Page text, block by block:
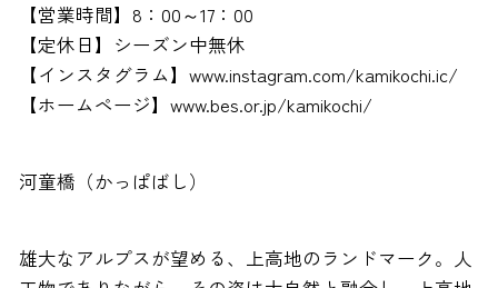
【営業時間】8：00～17：00
【定休日】シーズン中無休
【インスタグラム】www.instagram.com/kamikochi.ic/
【ホームページ】www.bes.or.jp/kamikochi/
河童橋（かっぱばし）
雄大なアルプスが望める、上高地のランドマーク。人